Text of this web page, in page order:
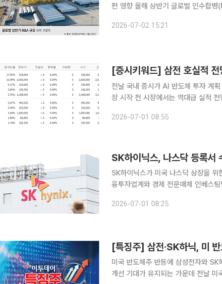
편 영향 올해 상반기 글로벌 인수합
어들면서 거래 규모가 코로나19 팬데
2026-07-02 15:21
전날 국내 증시가 AI 반도체 투자 계
장 시작 전 시장에서는 역대급 실적
고 있다. 1일 금융투자업계에 따
2026-07-01 08:55
SK하이닉스, 나스닥 등록서
SK하이닉스가 미국 나스닥 상장을 위한
융투자업계와 경제 전문매체 인베스
다. SK하이닉스는 지난달 24일 이
2026-07-01 08:25
[특징주] 삼전·SK하닉, 미
미국 반도체주 반등에 삼성전자와
개선 기대가 유지되는 가운데 전날